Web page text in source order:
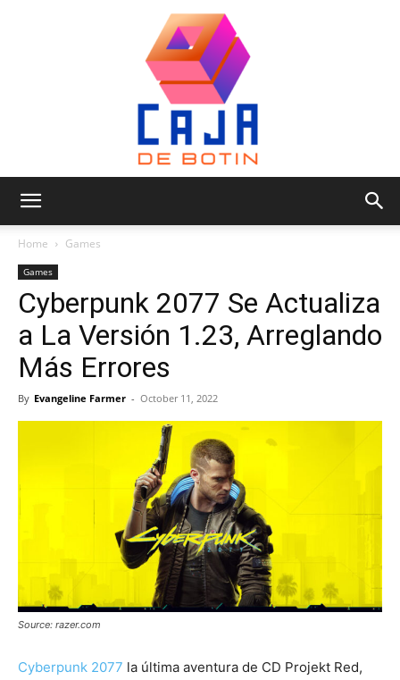
de
Home Games
Games
Cyberpunk 2077 Se Actualiza
a La Versión 1.23, Arreglando
Más Errores
By Evangeline Farmer - October 11, 2022
Source: razer.com
Cyberpunk 2077 la última aventura de CD Projekt Red,